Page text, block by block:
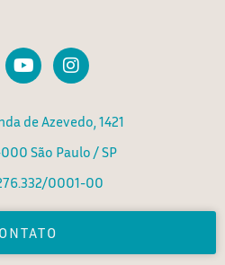
Y
o
u
b
e
I
n
a
g
r
a
de Azevedo, 1421
São Paulo / SP
0001-00